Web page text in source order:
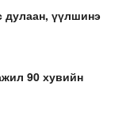
дулаан, үүлшинэ
90 хувийн